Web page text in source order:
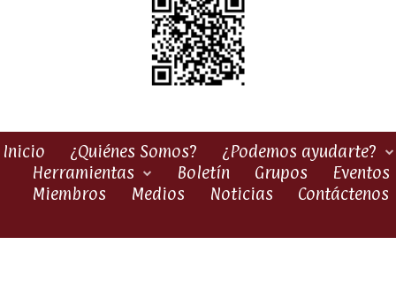
Inicio ¿Quiénes Somos?
¿Podemos ayudarte?
Herramientas
Boletín Grupos
Eventos
Miembros
Medios Noticias Contáctenos